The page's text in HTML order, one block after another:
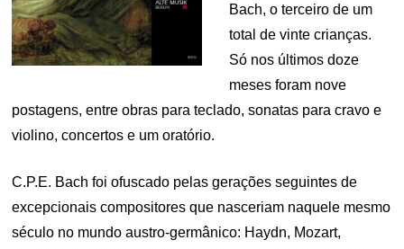
Bach, o terceiro de um
total de vinte crianças.
Só nos últimos doze
meses foram nove
postagens, entre obras para teclado, sonatas para cravo e
violino, concertos e um oratório.
C.P.E. Bach foi ofuscado pelas gerações seguintes de
excepcionais compositores que nasceriam naquele mesmo
século no mundo austro-germânico: Haydn, Mozart,